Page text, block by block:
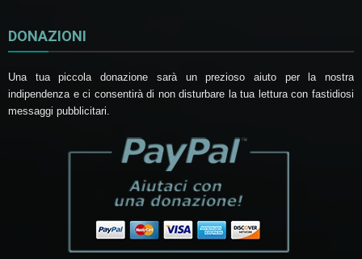
DONAZIONI
Una tua piccola donazione sarà un prezioso aiuto per la nostra
indipendenza e ci consentirà di non disturbare la tua lettura con fastidiosi
messaggi pubblicitari.